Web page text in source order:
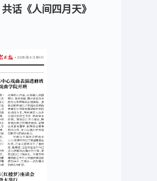
话《人间四月天》